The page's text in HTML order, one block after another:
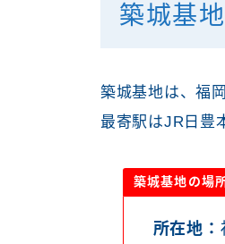
築城基
築城基地は、福
最寄駅はJR日豊
築城基地の場
所在地：